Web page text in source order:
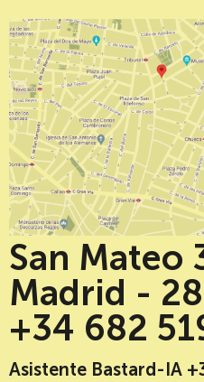
San Mateo
Madrid -
+34 682
Asistente Bastard-IA